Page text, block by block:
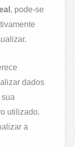
, pode-se
dados
utilizado.
a